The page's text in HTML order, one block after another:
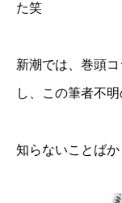
た笑
新潮では、巻頭
し、この筆者不
知らないことばか